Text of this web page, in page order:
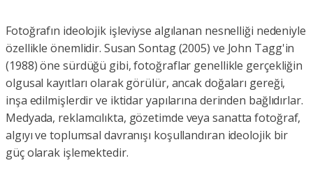
Fotoğrafın ideolojik işleviyse algılanan nesnelliği nedeniyle
özellikle önemlidir. Susan Sontag (2005) ve John Tagg'in
(1988) öne sürdüğü gibi, fotoğraflar genellikle gerçekliğin
olgusal kayıtları olarak görülür, ancak doğaları gereği,
inşa edilmişlerdir ve iktidar yapılarına derinden bağlıdırlar.
Medyada, reklamcılıkta, gözetimde veya sanatta fotoğraf,
algıyı ve toplumsal davranışı koşullandıran ideolojik bir
güç olarak işlemektedir.